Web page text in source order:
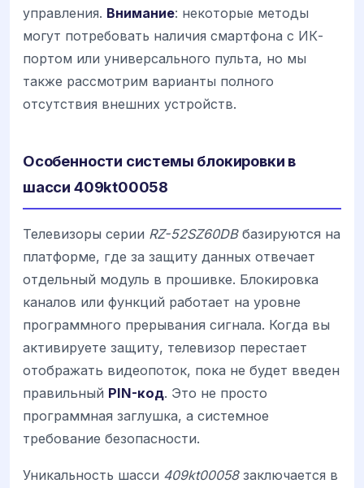
управления. Внимание: некоторые методы
могут потребовать наличия смартфона с ИК-
портом или универсального пульта, но мы
также рассмотрим варианты полного
отсутствия внешних устройств.
Особенности системы блокировки в
шасси 409kt00058
Телевизоры серии RZ-52SZ60DBбазируются на
платформе, где за защиту данных отвечает
отдельный модуль в прошивке. Блокировка
каналов или функций работает на уровне
программного прерывания сигнала. Когда вы
активируете защиту, телевизор перестает
отображать видеопоток, пока не будет введен
правильный PIN-код. Это не просто
программная заглушка, а системное
требование безопасности.
Уникальность шасси 409kt00058заключается в